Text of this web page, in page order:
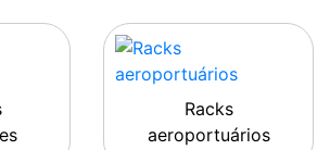
Racks
aeroportuários